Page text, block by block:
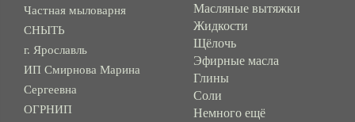
Частная мыловарня
СНЫТЬ
г. Ярославль
ИП Смирнова Марина
Сергеевна
ОГРНИП
Масляные вытяжки
Жидкости
Щёлочь
Эфирные масла
Глины
Соли
Немного ещё